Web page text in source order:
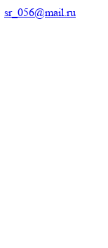
sr_056@mail.ru